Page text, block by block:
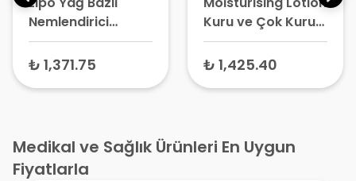
Nemlendirici
Losyon 200 ml
₺ 1,371.75
Kuru ve Çok Kuru
Ciltler için
Nemlendirici
₺ 1,425.40
Medikal ve Sağlık Ürünleri En Uygun
Fiyatlarla